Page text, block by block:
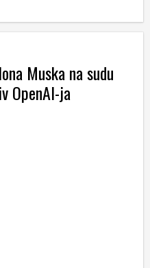
Muska na sudu
OpenAI-ja